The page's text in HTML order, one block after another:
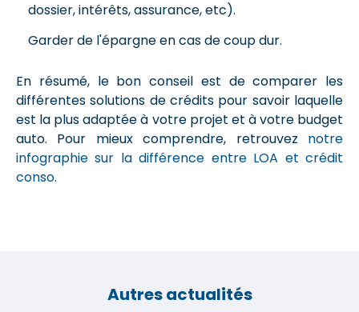
dossier, intérêts, assurance, etc).
Garder de l'épargne en cas de coup dur.
En résumé, le bon conseil est de comparer les
différentes solutions de crédits pour savoir laquelle
est la plus adaptée à votre projet et à votre budget
auto. Pour mieux comprendre, retrouvez notre
infographie sur la différence entre LOA et crédit
conso.
Autres actualités